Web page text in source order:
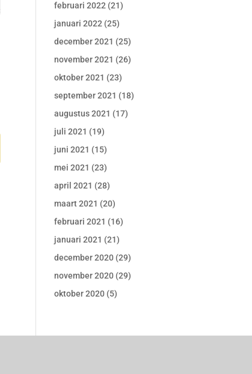
februari 2022 (21)
januari 2022 (25)
december 2021 (25)
november 2021 (26)
oktober 2021 (23)
september 2021 (18)
augustus 2021 (17)
juli 2021 (19)
juni 2021 (15)
mei 2021 (23)
april 2021 (28)
maart 2021 (20)
februari 2021 (16)
januari 2021 (21)
december 2020 (29)
november 2020 (29)
oktober 2020 (5)